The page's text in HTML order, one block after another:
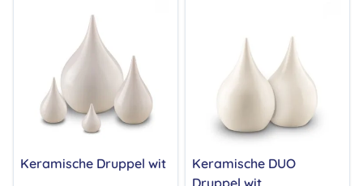
Keramische Druppel wit
Keramische DUO
Druppel wit